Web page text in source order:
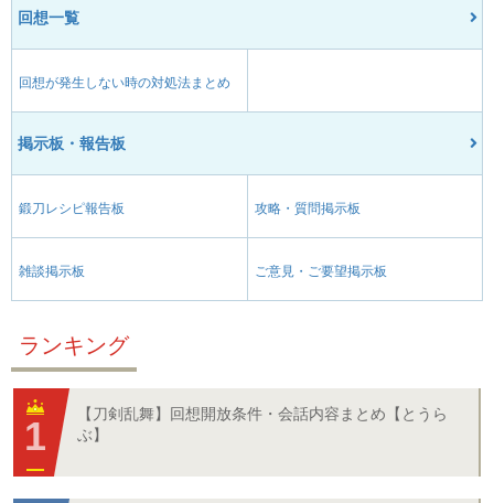
回想一覧
回想が発生しない時の対処法まとめ
掲示板・報告板
鍛刀レシピ報告板 攻略・質問掲示板
雑談掲示板 ご意見・ご要望掲示板
ランキング
【刀剣乱舞】回想開放条件・会話内容まとめ【とうら
ぶ】